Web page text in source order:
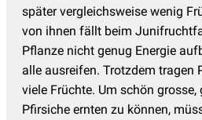
später vergleichsweise wenig
von ihnen fällt beim
Pflanze nicht genug Energie
alle ausreifen. Trotzdem tragen
viele Früchte. Um schön
Pfirsiche ernten zu können,